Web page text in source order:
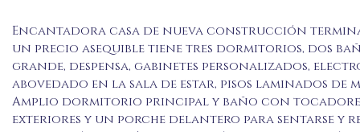
Encantadora casa de nueva construcción
un precio asequible tiene tres dormitorios, dos
grande, despensa, gabinetes personalizados,
abovedado en la sala de estar, pisos laminados
Amplio dormitorio principal y baño con tocadores
exteriores y un porche delantero para sentarse y